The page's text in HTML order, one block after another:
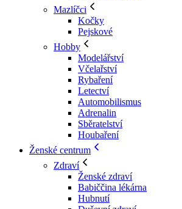
Mazlíčci
Kočky
Pejskové
Hobby
Modelářství
Včelařství
Rybaření
Letectví
Automobilismus
Adrenalin
Sběratelství
Houbaření
Ženské centrum
Zdraví
Ženské zdraví
Babiččina lékárna
Hubnutí